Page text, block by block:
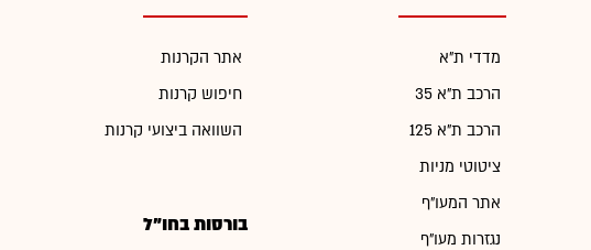
מדדי ת"א
הרכב ת"א 35
הרכב ת"א 125
ציטוטי מניות
אתר המעו"ף
נגזרות מעו"ף
אתר הקרנות
חיפוש קרנות
השוואה ביצועי קרנות
בורסות בחו"ל